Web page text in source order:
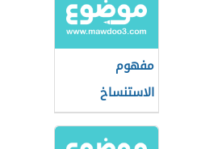
مفهوم
الاستنساخ